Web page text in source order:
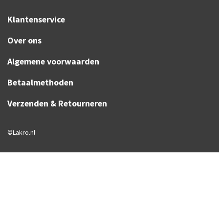
Klantenservice
Over ons
Algemene voorwaarden
Betaalmethoden
Verzenden & Retourneren
©Lakro.nl